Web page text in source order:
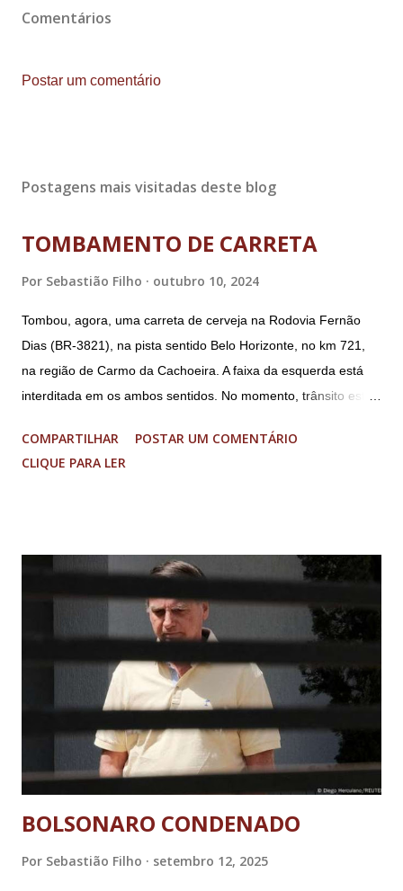
Comentários
Postar um comentário
Postagens mais visitadas deste blog
TOMBAMENTO DE CARRETA
Por Sebastião Filho outubro 10, 2024
Tombou, agora, uma carreta de cerveja na Rodovia Fernão
Dias (BR-3821), na pista sentido Belo Horizonte, no km 721,
na região de Carmo da Cachoeira. A faixa da esquerda está
interditada em os ambos sentidos. No momento, trânsito está
Imagens @transitofernaodias *Por Sebastião Filho
COMPARTILHAR
POSTAR UM COMENTÁRIO
CLIQUE PARA LER
BOLSONARO CONDENADO
Por Sebastião Filho setembro 12, 2025